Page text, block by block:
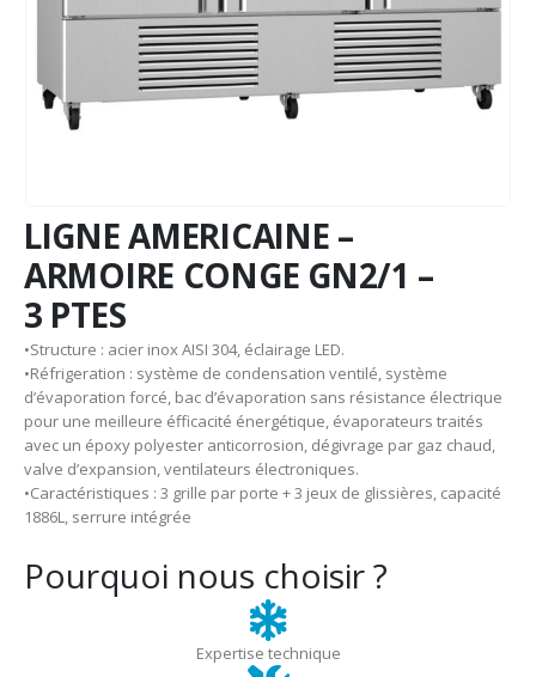
LIGNE AMERICAINE –
ARMOIRE CONGE GN2/1 –
3 PTES
•Structure : acier inox AISI 304, éclairage LED.
•Réfrigeration : système de condensation ventilé, système
d’évaporation forcé, bac d’évaporation sans résistance électrique
pour une meilleure éfficacité énergétique, évaporateurs traités
avec un époxy polyester anticorrosion, dégivrage par gaz chaud,
valve d’expansion, ventilateurs électroniques.
•Caractéristiques : 3 grille par porte + 3 jeux de glissières, capacité
1886L, serrure intégrée
Pourquoi nous choisir ?
Expertise technique